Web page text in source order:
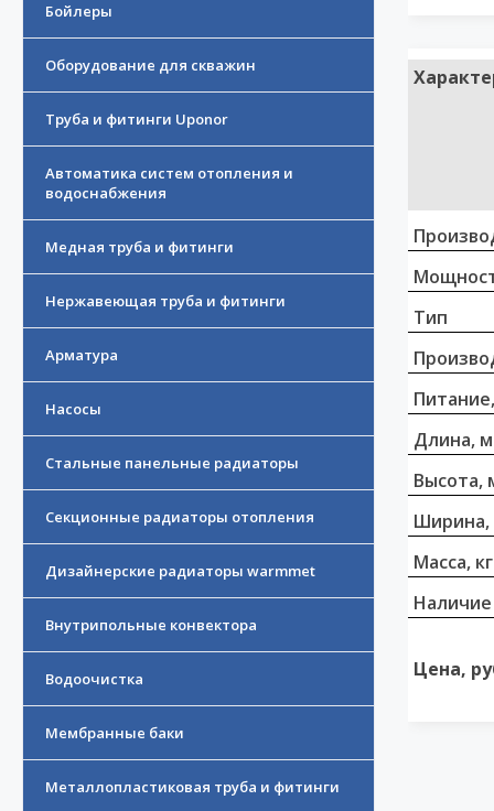
Бойлеры
Оборудование для скважин
Труба и фитинги Uponor
Автоматика систем отопления и
водоснабжения
Медная труба и фитинги
Нержавеющая труба и фитинги
Арматура
Насосы
Стальные панельные радиаторы
Секционные радиаторы отопления
Дизайнерские радиаторы warmmet
Внутрипольные конвектора
Водоочистка
Мембранные баки
Металлопластиковая труба и фитинги
Тип
Длина,
Высота,
Масса, кг
Наличие
Цена,